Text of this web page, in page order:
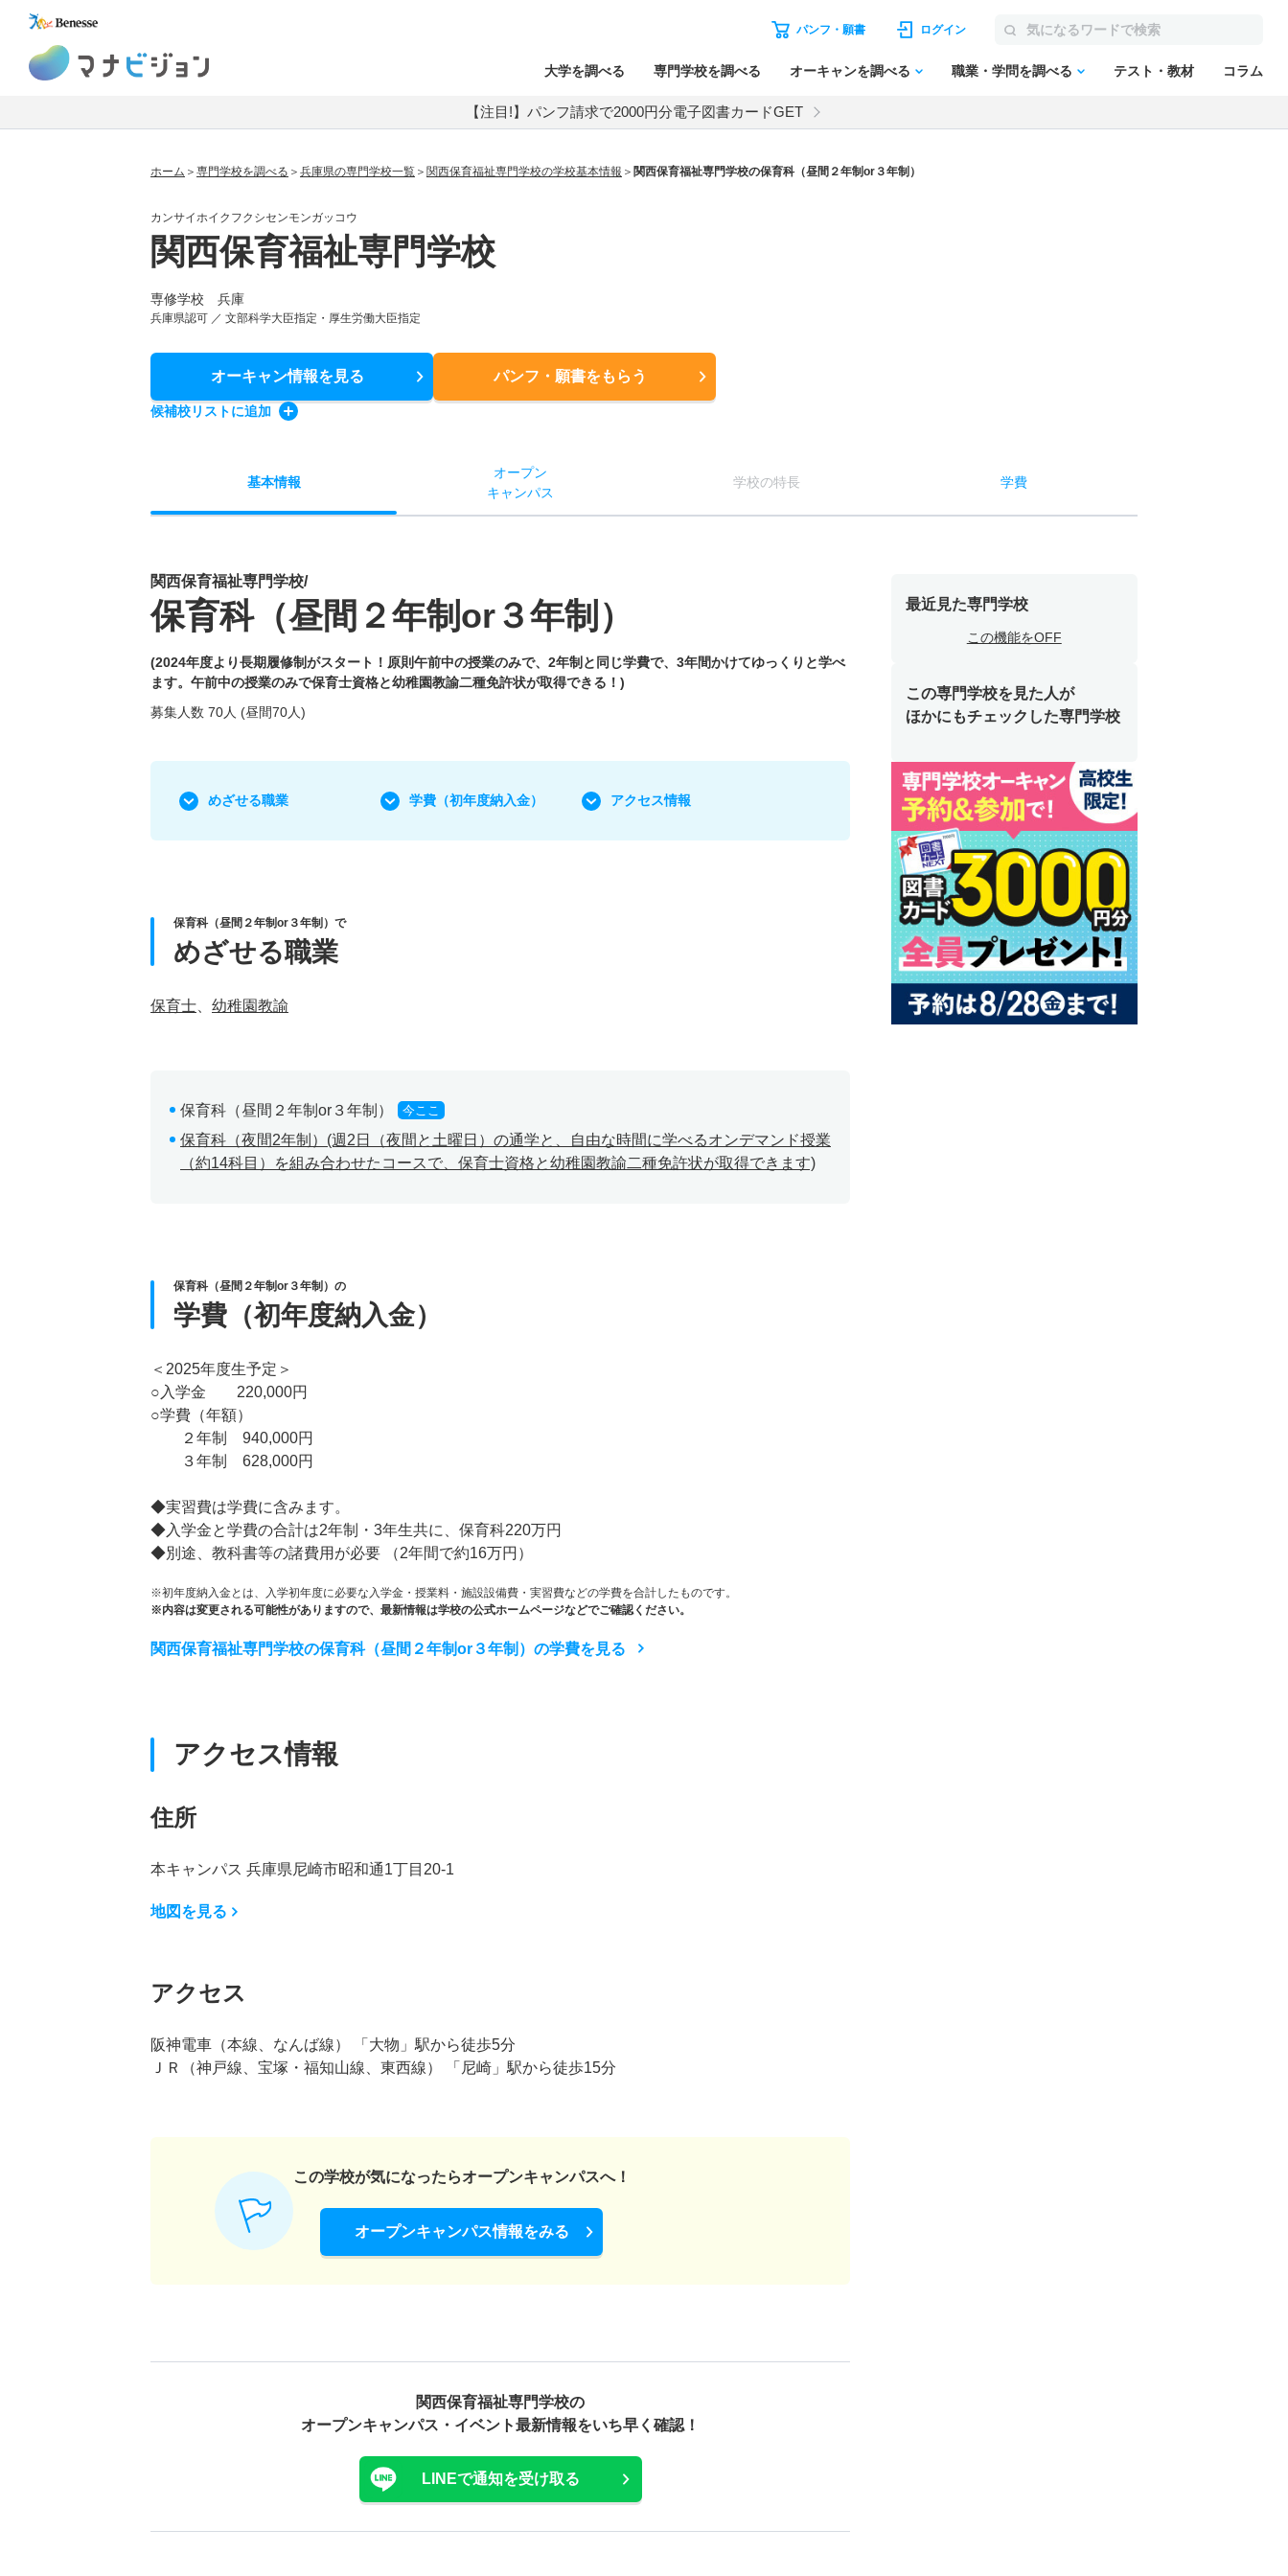
パンフ・願書 ログイン
大学を調べる 専門学校を調べる オーキャンを調べる 職業・学問を調べる テスト・教材 コラム
【注目!】パンフ請求で2000円分電子図書カードGET
ホーム 専門学校を調べる 兵庫県の専門学校一覧 関西保育福祉専門学校の学校基本情報 関西保育福祉専門学校の保育科（昼間２年制or３年制）
カンサイホイクフクシセンモンガッコウ
関西保育福祉専門学校
専修学校 兵庫
兵庫県認可 ／ 文部科学大臣指定・厚生労働大臣指定
オーキャン情報を見る パンフ・願書をもらう
候補校リストに追加
基本情報
オープン
キャンパス
学校の特長 学費
関西保育福祉専門学校/
保育科（昼間２年制or３年制）
(2024年度より長期履修制がスタート！原則午前中の授業のみで、2年制と同じ学費で、3年間かけてゆっくりと学べ
ます。午前中の授業のみで保育士資格と幼稚園教諭二種免許状が取得できる！)
募集人数 70人 (昼間70人)
めざせる職業 学費 （初年度納入金） アクセス情報
保育科（昼間２年制or３年制）で
めざせる職業
保育士 幼稚園教諭
保育科（昼間２年制or３年制） 今ここ
保育科（夜間2年制）(週2日（夜間と土曜日）の通学と、自由な時間に学べるオンデマンド授業
（約14科目）を組み合わせたコースで、保育士資格と幼稚園教諭二種免許状が取得できます)
保育科（昼間２年制or３年制）の
学費（初年度納入金）
＜2025年度生予定＞
○入学金 220,000円
○学費（年額）
２年制 940,000円
３年制 628,000円
◆実習費は学費に含みます。
◆入学金と学費の合計は2年制・3年生共に、保育科220万円
◆別途、教科書等の諸費用が必要 （2年間で約16万円）
※初年度納入金とは、入学初年度に必要な入学金・授業料・施設設備費・実習費などの学費を合計したものです。
※内容は変更される可能性がありますので、最新情報は学校の公式ホームページなどでご確認ください。
関西保育福祉専門学校の保育科（昼間２年制or３年制）の学費を見る
アクセス情報
住所
本キャンパス 兵庫県尼崎市昭和通1丁目20-1
地図を見る
アクセス
阪神電車（本線、なんば線） 「大物」駅から徒歩5分
ＪＲ（神戸線、宝塚・福知山線、東西線） 「尼崎」駅から徒歩15分
この学校が気になったらオープンキャンパスへ！
オープンキャンパス情報をみる
関西保育福祉専門学校の
オープンキャンパス・ イベント最新情報をいち早く確認！
LINEで通知を受け取る
最近見た専門学校
この機能をOFF
この専門学校を見た人が
ほかにもチェックした専門学校